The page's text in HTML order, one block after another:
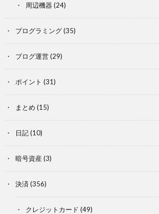
周辺機器 (24)
プログラミング(35)
ブログ運営(29)
ポイント (31)
まとめ (15)
日記(10)
暗号資産 (3)
決済 (356)
クレジットカード (49)